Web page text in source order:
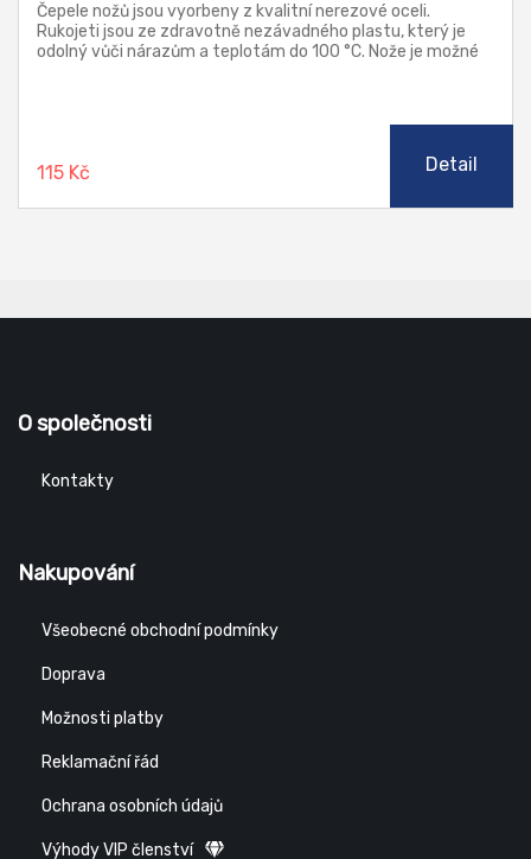
Čepele nožů jsou vyorbeny z kvalitní nerezové oceli.
Rukojeti jsou ze zdravotně nezávadného plastu, který je
odolný vůči nárazům a teplotám do 100 °C. Nože je možné
115 Kč Detail
O společnosti
Kontakty
Nakupování
Všeobecné obchodní podmínky
Doprava
Možnosti platby
Reklamační řád
Ochrana osobních údajů
Výhody VIP členství